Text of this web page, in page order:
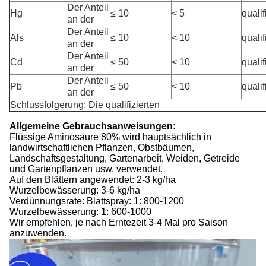
Hg
Der Anteil
an der
≤ 10 < 5
Als
Der Anteil
an der
≤ 10 < 10
Cd
Der Anteil
an der
≤ 50 < 10
Pb
Der Anteil
an der
≤ 50 < 10
Schlussfolgerung: Die qualifizierten
Allgemeine Gebrauchsanweisungen:
Flüssige Aminosäure 80% wird hauptsächlich in
landwirtschaftlichen Pflanzen, Obstbäumen,
Landschaftsgestaltung, Gartenarbeit, Weiden, Getreide
und Gartenpflanzen usw. verwendet.
Auf den Blättern angewendet: 2-3 kg/ha
Wurzelbewässerung: 3-6 kg/ha
Verdünnungsrate: Blattspray: 1: 800-1200
Wurzelbewässerung: 1: 600-1000
Wir empfehlen, je nach Erntezeit 3-4 Mal pro Saison
anzuwenden.